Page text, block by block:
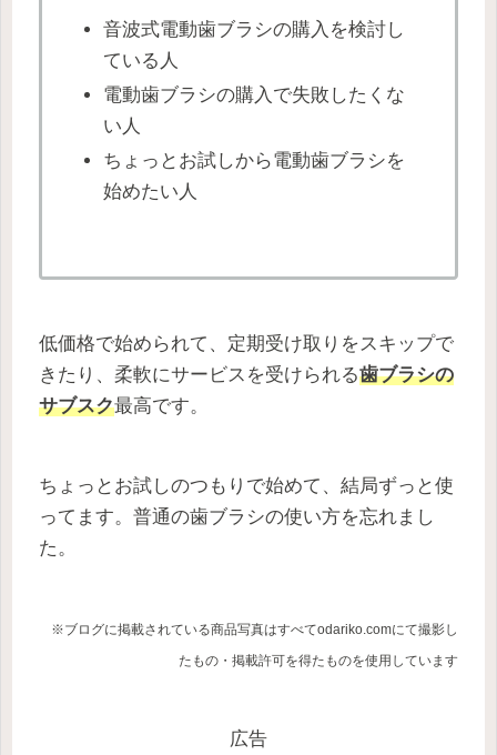
音波式電動歯ブラシの購入を検討し
ている人
電動歯ブラシの購入で失敗したくな
い人
ちょっとお試しから電動歯ブラシを
始めたい人
低価格で始められて、定期受け取りをスキップで
きたり、柔軟にサービスを受けられる歯ブラシの
サブスク最高です。
ちょっとお試しのつもりで始めて、結局ずっと使
ってます。普通の歯ブラシの使い方を忘れまし
た。
※ブログに掲載されている商品写真はすべてodariko.comにて撮影し
たもの・掲載許可を得たものを使用しています
広告